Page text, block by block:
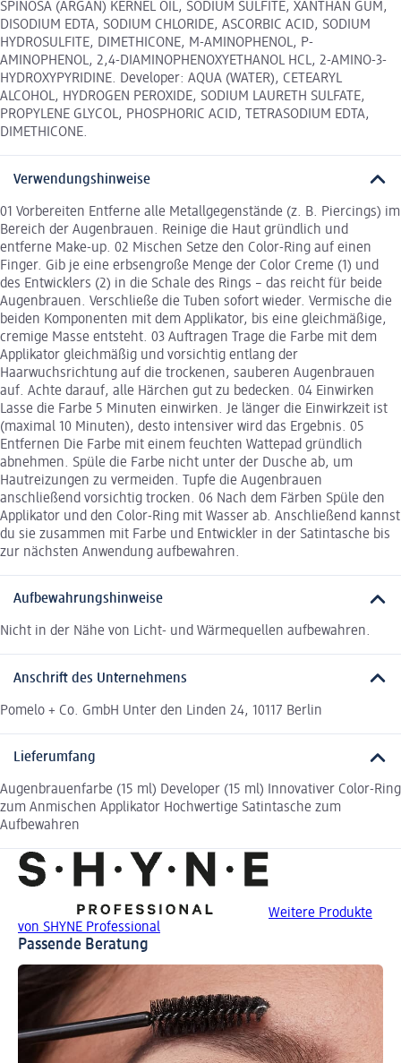
SPINOSA (ARGAN) KERNEL OIL, SODIUM SULFITE, XANTHAN GUM,
DISODIUM EDTA, SODIUM CHLORIDE, ASCORBIC ACID, SODIUM
HYDROSULFITE, DIMETHICONE, M-AMINOPHENOL, P-
AMINOPHENOL, 2,4-DIAMINOPHENOXYETHANOL HCL, 2-AMINO-3-
HYDROXYPYRIDINE. Developer: AQUA (WATER), CETEARYL
ALCOHOL, HYDROGEN PEROXIDE, SODIUM LAURETH SULFATE,
PROPYLENE GLYCOL, PHOSPHORIC ACID, TETRASODIUM EDTA,
DIMETHICONE.
Verwendungshinweise
01 Vorbereiten Entferne alle Metallgegenstände (z. B. Piercings) im
Bereich der Augenbrauen. Reinige die Haut gründlich und
entferne Make-up. 02 Mischen Setze den Color-Ring auf einen
Finger. Gib je eine erbsengroße Menge der Color Creme (1) und
des Entwicklers (2) in die Schale des Rings – das reicht für beide
Augenbrauen. Verschließe die Tuben sofort wieder. Vermische die
beiden Komponenten mit dem Applikator, bis eine gleichmäßige,
cremige Masse entsteht. 03 Auftragen Trage die Farbe mit dem
Applikator gleichmäßig und vorsichtig entlang der
Haarwuchsrichtung auf die trockenen, sauberen Augenbrauen
auf. Achte darauf, alle Härchen gut zu bedecken. 04 Einwirken
Lasse die Farbe 5 Minuten einwirken. Je länger die Einwirkzeit ist
(maximal 10 Minuten), desto intensiver wird das Ergebnis. 05
Entfernen Die Farbe mit einem feuchten Wattepad gründlich
abnehmen. Spüle die Farbe nicht unter der Dusche ab, um
Hautreizungen zu vermeiden. Tupfe die Augenbrauen
anschließend vorsichtig trocken. 06 Nach dem Färben Spüle den
Applikator und den Color-Ring mit Wasser ab. Anschließend kannst
du sie zusammen mit Farbe und Entwickler in der Satintasche bis
zur nächsten Anwendung aufbewahren.
Aufbewahrungshinweise
Nicht in der Nähe von Licht- und Wärmequellen aufbewahren.
Anschrift des Unternehmens
Pomelo + Co. GmbH Unter den Linden 24, 10117 Berlin
Lieferumfang
Augenbrauenfarbe (15 ml) Developer (15 ml) Innovativer Color-Ring
zum Anmischen Applikator Hochwertige Satintasche zum
Aufbewahren
Weitere Produkte
von SHYNE Professional
Passende Beratung